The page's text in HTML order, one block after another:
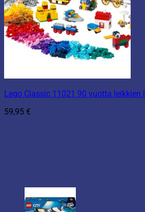
Lego Classic 11021 90 vuotta leikkien
59,95 €